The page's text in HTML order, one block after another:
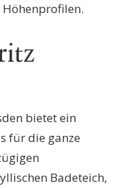
bietet ein
für die ganze
Badeteich,